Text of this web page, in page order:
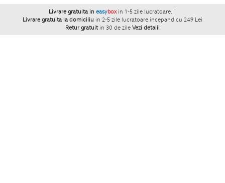
Livrare gratuita in easybox in 1-5 zile lucratoare. `
Livrare gratuita la domiciliu in 2-5 zile lucratoare incepand cu 249 Lei
Retur gratuit in 30 de zile Vezi detalii